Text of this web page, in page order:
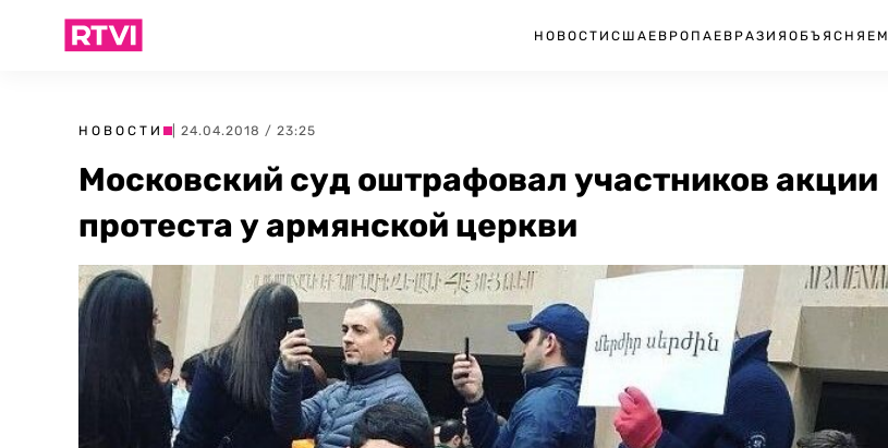
НОВОСТИ США ЕВРОПА ЕВРАЗИЯ ОБЪЯСНЯЕМ
НОВОСТИ | 24.04.2018 / 23:25
Московский суд оштрафовал участников акции
протеста у армянской церкви